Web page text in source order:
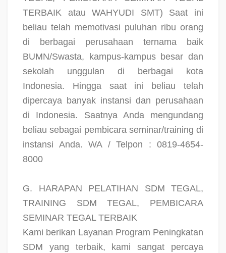
TERBAIK atau WAHYUDI SMT) Saat ini
beliau telah memotivasi puluhan ribu orang
di berbagai perusahaan ternama baik
BUMN/Swasta, kampus-kampus besar dan
sekolah unggulan di berbagai kota
Indonesia. Hingga saat ini beliau telah
dipercaya banyak instansi dan perusahaan
di Indonesia. Saatnya Anda mengundang
beliau sebagai pembicara seminar/training di
instansi Anda. WA / Telpon : 0819-4654-
8000
G. HARAPAN PELATIHAN SDM TEGAL,
TRAINING SDM TEGAL, PEMBICARA
SEMINAR TEGAL TERBAIK
Kami berikan Layanan Program Peningkatan
SDM yang terbaik, kami sangat percaya